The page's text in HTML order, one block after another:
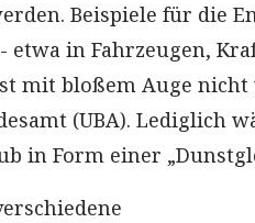
Beispiele für die
etwa in Fahrzeugen,
mit bloßem Auge
(UBA). Lediglich
in Form einer